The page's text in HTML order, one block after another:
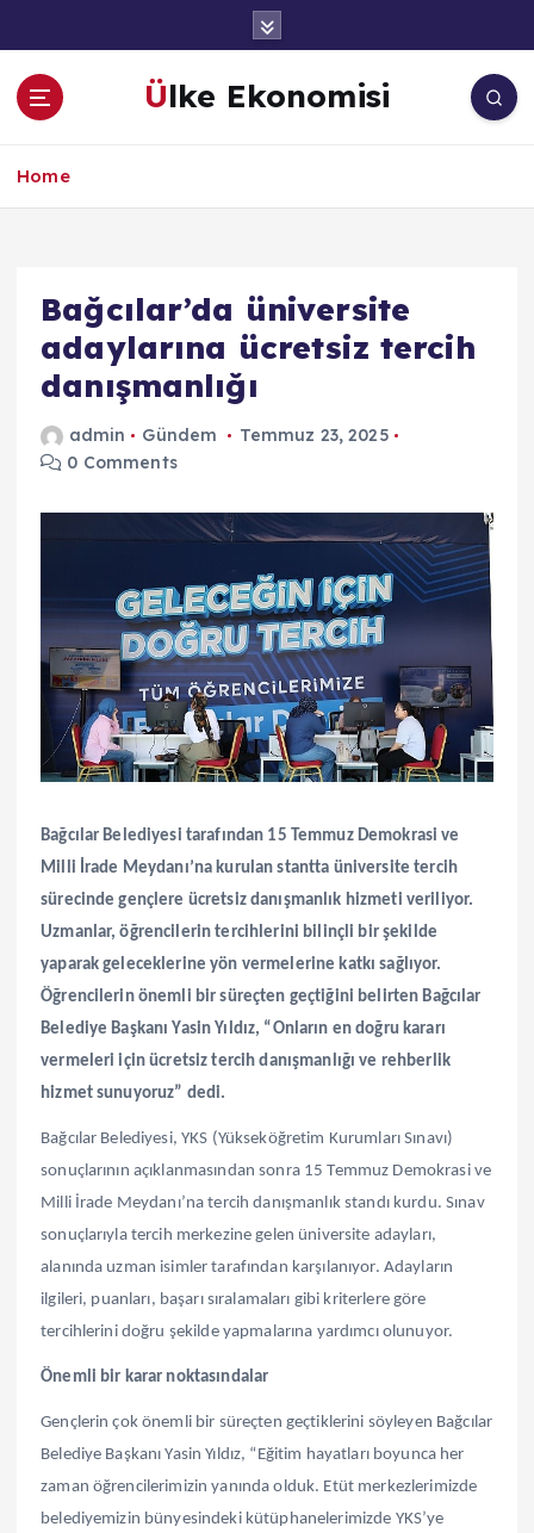
a
Ülke Ekonomisi
Home
Bağcılar’da üniversite
adaylarına ücretsiz tercih
danışmanlığı
admin Gündem
Temmuz 23, 2025
0 Comments
Bağcılar Belediyesi tarafından 15 Temmuz Demokrasi ve
Milli İrade Meydanı’na kurulan stantta üniversite tercih
sürecinde gençlere ücretsiz danışmanlık hizmeti veriliyor.
Uzmanlar, öğrencilerin tercihlerini bilinçli bir şekilde
yaparak geleceklerine yön vermelerine katkı sağlıyor.
Öğrencilerin önemli bir süreçten geçtiğini belirten Bağcılar
Belediye Başkanı Yasin Yıldız, “Onların en doğru kararı
vermeleri için ücretsiz tercih danışmanlığı ve rehberlik
hizmet sunuyoruz” dedi.
Bağcılar Belediyesi, YKS (Yükseköğretim Kurumları Sınavı)
sonuçlarının açıklanmasından sonra 15 Temmuz Demokrasi ve
Milli İrade Meydanı’na tercih danışmanlık standı kurdu. Sınav
sonuçlarıyla tercih merkezine gelen üniversite adayları,
alanında uzman isimler tarafından karşılanıyor. Adayların
ilgileri, puanları, başarı sıralamaları gibi kriterlere göre
tercihlerini doğru şekilde yapmalarına yardımcı olunuyor.
Önemli bir karar noktasındalar
Gençlerin çok önemli bir süreçten geçtiklerini söyleyen Bağcılar
Belediye Başkanı Yasin Yıldız, “Eğitim hayatları boyunca her
zaman öğrencilerimizin yanında olduk. Etüt merkezlerimizde
belediyemizin bünyesindeki kütüphanelerimizde YKS’ye